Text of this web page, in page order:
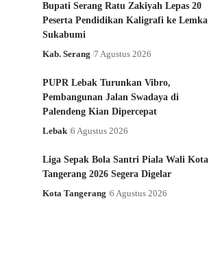
Bupati Serang Ratu Zakiyah Lepas 20
Peserta Pendidikan Kaligrafi ke Lemka
Sukabumi
Kab. Serang 7 Agustus 2026
PUPR Lebak Turunkan Vibro,
Pembangunan Jalan Swadaya di
Palendeng Kian Dipercepat
Lebak 6 Agustus 2026
Liga Sepak Bola Santri Piala Wali Kota
Tangerang 2026 Segera Digelar
Kota Tangerang 6 Agustus 2026